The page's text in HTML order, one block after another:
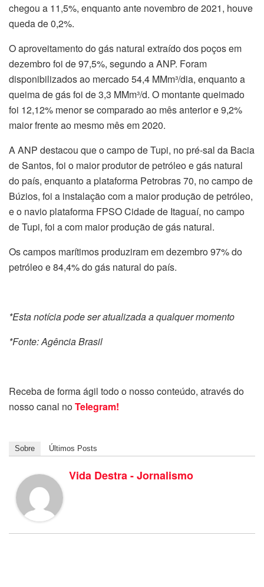
chegou a 11,5%, enquanto ante novembro de 2021, houve
queda de 0,2%.
O aproveitamento do gás natural extraído dos poços em
dezembro foi de 97,5%, segundo a ANP. Foram
disponibilizados ao mercado 54,4 MMm³/dia, enquanto a
queima de gás foi de 3,3 MMm³/d. O montante queimado
foi 12,12% menor se comparado ao mês anterior e 9,2%
maior frente ao mesmo mês em 2020.
A ANP destacou que o campo de Tupi, no pré-sal da Bacia
de Santos, foi o maior produtor de petróleo e gás natural
do país, enquanto a plataforma Petrobras 70, no campo de
Búzios, foi a instalação com a maior produção de petróleo,
e o navio plataforma FPSO Cidade de Itaguaí, no campo
de Tupi, foi a com maior produção de gás natural.
Os campos marítimos produziram em dezembro 97% do
petróleo e 84,4% do gás natural do país.
*Esta notícia pode ser atualizada a qualquer momento
*Fonte: Agência Brasil
Receba de forma ágil todo o nosso conteúdo, através do
nosso canal noTelegram!
Sobre Últimos Posts
Vida Destra - Jornalismo